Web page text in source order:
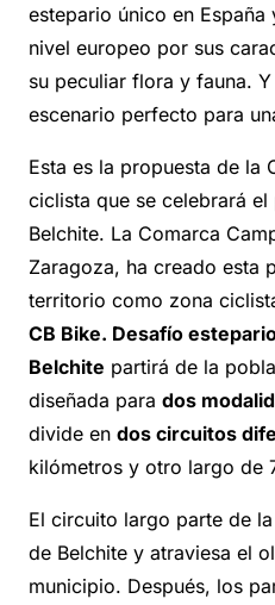
estepario único en
nivel europeo por sus
su peculiar flora y fauna.
escenario perfecto para
Esta es la propuesta de la
ciclista que se celebrará
Belchite. La Comarca
Zaragoza, ha creado esta
territorio como zona
CB Bike. Desafío
Belchite partirá de la
diseñada para dos
divide en dos circuitos
kilómetros y otro largo de
El circuito largo parte de
de Belchite y atraviesa el
municipio. Después, los